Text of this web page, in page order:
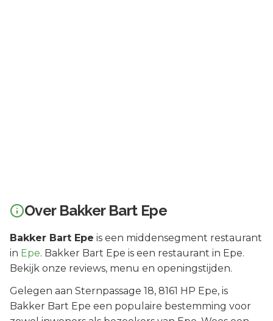
Over Bakker Bart Epe
Bakker Bart Epe is een middensegment restaurant
in Epe. Bakker Bart Epe is een restaurant in Epe.
Bekijk onze reviews, menu en openingstijden.
Gelegen aan Sternpassage 18, 8161 HP Epe, is
Bakker Bart Epe een populaire bestemming voor